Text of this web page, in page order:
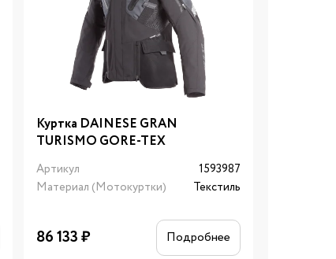
Куртка DAINESE GRAN
TURISMO GORE-TEX
Артикул
1593987
Материал (Мотокуртки)
Текстиль
86 133₽ Подробнее